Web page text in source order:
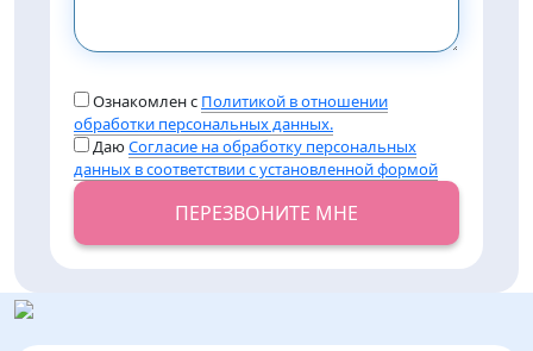
Ознакомлен с Политикой в отношении
обработки персональных данных.
ДаюСогласие на обработку персональных
данных в соответствии с установленной формой
ПЕРЕЗВОНИТЕ МНЕ